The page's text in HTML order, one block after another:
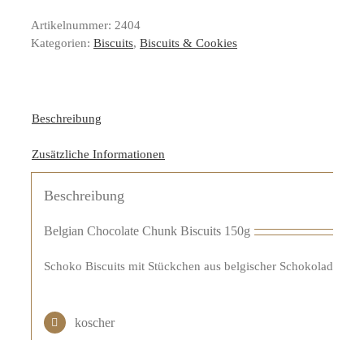
Artikelnummer: 2404
Kategorien: Biscuits, Biscuits & Cookies
Beschreibung
Zusätzliche Informationen
Beschreibung
Belgian Chocolate Chunk Biscuits 150g
Schoko Biscuits mit Stückchen aus belgischer Schokolade.
koscher